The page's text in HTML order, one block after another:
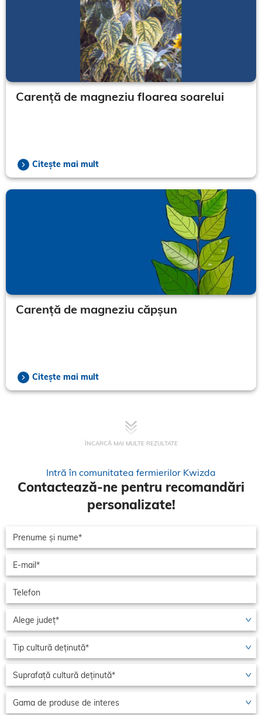
Carență de magneziu floarea soarelui
Citește mai mult
Carență de magneziu căpșun
Citește mai mult
ÎNCARCĂ MAI MULTE REZULTATE
Intră în comunitatea fermierilor Kwizda
Contactează-ne pentru recomandări
personalizate!